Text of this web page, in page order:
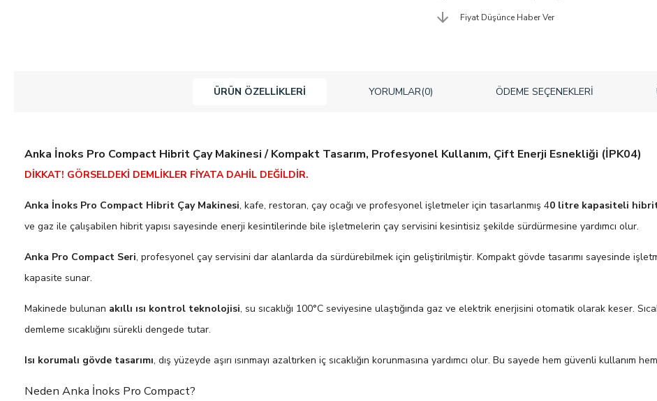
Fiyat Düşünce Haber Ver
ÜRÜN ÖZELLIKLERI YORUMLAR(0) ÖDEME SEÇENEKLERI
Anka İnoks Pro Compact Hibrit Çay Makinesi / Kompakt Tasarım, Profesyonel Kullanım, Çift Enerji Esnekliği (İPK04)
DİKKAT! GÖRSELDEKİ DEMLİKLER FİYATA DAHİL DEĞİLDİR.
Anka İnoks Pro Compact Hibrit Çay Makinesi, kafe, restoran, çay ocağı ve profesyonel işletmeler için tasarlanmış 40 litre kapasiteli
ve gaz ile çalışabilen hibrit yapısı sayesinde enerji kesintilerinde bile işletmelerin çay servisini kesintisiz şekilde sürdürmesine yardımcı olur.
Anka Pro Compact Seri, profesyonel çay servisini dar alanlarda da sürdürebilmek için geliştirilmiştir. Kompakt gövde tasarımı sayesinde
kapasite sunar.
Makinede bulunan akıllı ısı kontrol teknolojisi, su sıcaklığı 100°C seviyesine ulaştığında gaz ve elektrik enerjisini otomatik olarak keser.
demleme sıcaklığını sürekli dengede tutar.
Isı korumalı gövde tasarımı, dış yüzeyde aşırı ısınmayı azaltırken iç sıcaklığın korunmasına yardımcı olur. Bu sayede hem güvenli kullanım
Neden Anka İnoks Pro Compact?